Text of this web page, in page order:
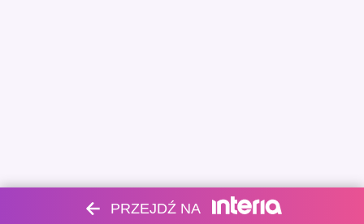
PRZEJDŹ NA